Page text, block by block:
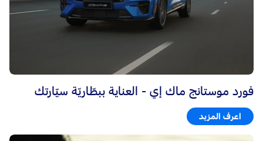
فورد موستانج ماك إي - العناية ببطّاريّة سيّارتك
اعرف المزيد